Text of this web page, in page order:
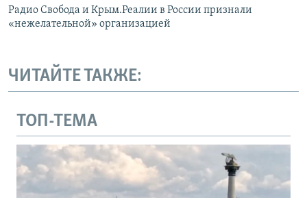
Радио Свобода и Крым.Реалии в России признали
«нежелательной» организацией
ЧИТАЙТЕ ТАКЖЕ:
ТОП-ТЕМА